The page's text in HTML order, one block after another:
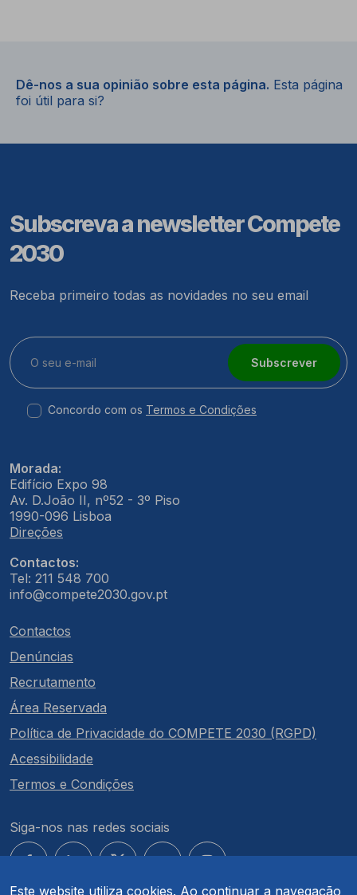
Este website utiliza cookies. Ao continuar a navegação
Dê-nos a sua opinião sobre esta página. Esta página
foi útil para si?
Subscreva a newsletter Compete
2030
Receba primeiro todas as novidades no seu email
Subscrever
Concordo com os Termos e Condições
Morada:
Edifício Expo 98
Av. D.João II, nº52 - 3º Piso
1990-096 Lisboa
Direções
Contactos:
Tel: 211 548 700
info@compete2030.gov.pt
Contactos
Denúncias
Recrutamento
Área Reservada
Política de Privacidade do COMPETE 2030 (RGPD)
Acessibilidade
Termos e Condições
Siga-nos nas redes sociais